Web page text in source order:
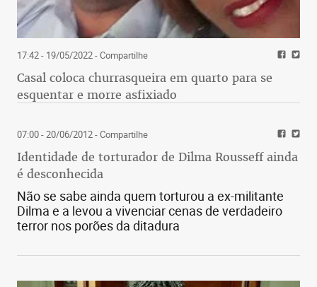
17:42 - 19/05/2022- Compartilhe
Casal coloca churrasqueira em quarto para se
esquentar e morre asfixiado
07:00 - 20/06/2012- Compartilhe
Identidade de torturador de Dilma Rousseff ainda
é desconhecida
Não se sabe ainda quem torturou a ex-militante
Dilma e a levou a vivenciar cenas de verdadeiro
terror nos porões da ditadura